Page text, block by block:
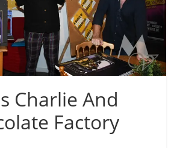
Charlie And
Factory